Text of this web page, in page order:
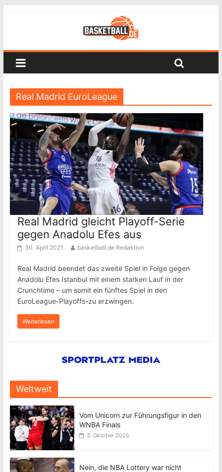
Real Madrid EuroLeague
Real Madrid gleicht Playoff-Serie
gegen Anadolu Efes aus
30. April 2021 basketball.de Redaktion
Real Madrid beendet das zweite Spiel in Folge gegen
Anadolu Efes Istanbul mit einem starken Lauf in der
Crunchtime – um somit ein fünftes Spiel in den
EuroLeague-Playoffs-zu erzwingen.
Weiterlesen
Weltweit
Vom Unicorn zur Führungsfigur in den
WNBA Finals
3. Oktober 2025
Nein, die NBA Lottery war nicht